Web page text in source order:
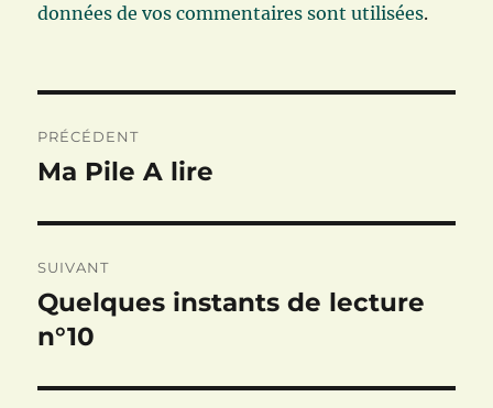
données de vos commentaires sont utilisées.
de
PRÉCÉDENT
Publication
Ma Pile A lire
SUIVANT
Publication
suivante :
Quelques instants de lecture
n°10